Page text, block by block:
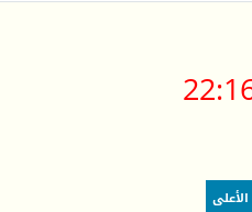
الأعلى